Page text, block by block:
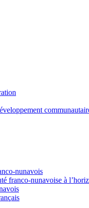
nunavois
franco-nunavoise à